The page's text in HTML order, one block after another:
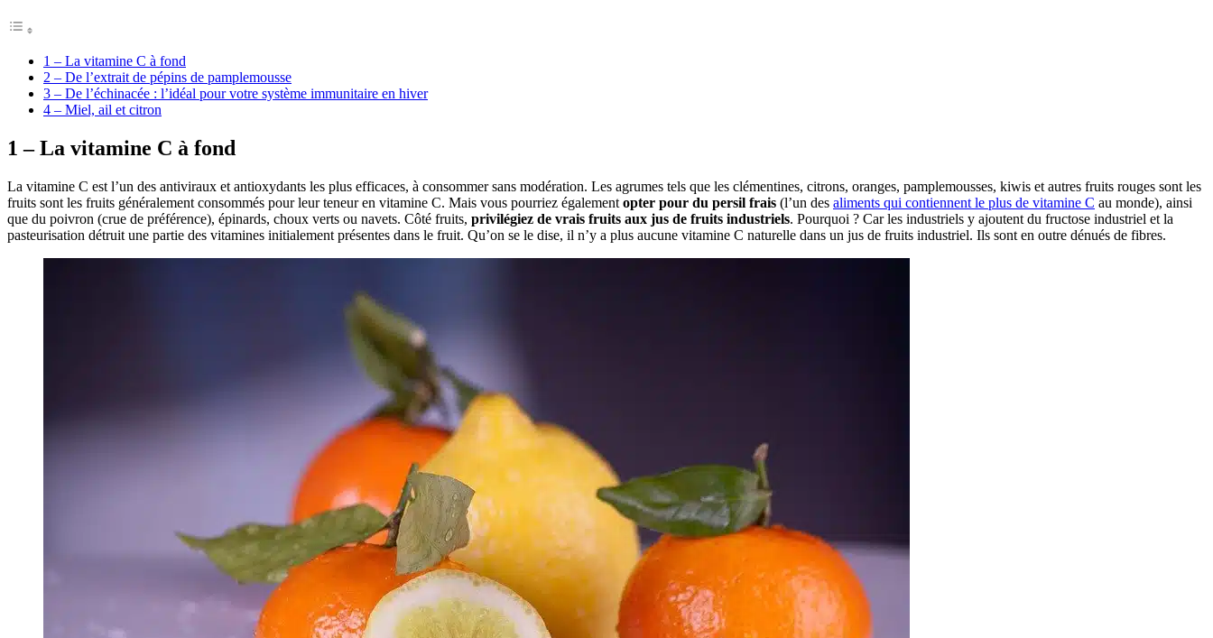
1 – La vitamine C à fond
2 – De l’extrait de pépins de pamplemousse
3 – De l’échinacée : l’idéal pour votre système immunitaire en hiver
4 – Miel, ail et citron
1 – La vitamine C à fond
La vitamine C est l’un des antiviraux et antioxydants les plus efficaces, à consommer sans modération. Les agrumes tels que les clémentines, citrons, oranges, pamplemousses, kiwis et autres fruits rouges sont les
fruits sont les fruits généralement consommés pour leur teneur en vitamine C. Mais vous pourriez également opter pour du persil frais (l’un des aliments qui contiennent le plus de vitamine C au monde), ainsi
que du poivron (crue de préférence), épinards, choux verts ou navets. Côté fruits, privilégiez de vrais fruits aux jus de fruits industriels. Pourquoi ? Car les industriels y ajoutent du fructose industriel et la
pasteurisation détruit une partie des vitamines initialement présentes dans le fruit. Qu’on se le dise, il n’y a plus aucune vitamine C naturelle dans un jus de fruits industriel. Ils sont en outre dénués de fibres.